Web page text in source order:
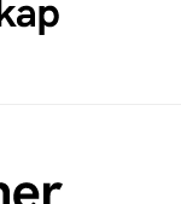
bli en
eller